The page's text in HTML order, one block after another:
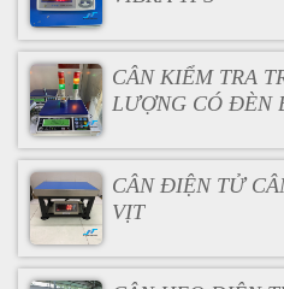
CÂN KIỂM TRA
LƯỢNG CÓ ĐÈN
CÂN ĐIỆN TỬ
VỊT